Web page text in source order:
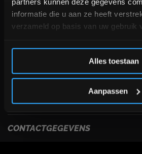
informatie die u aan ze heeft
verzameld op basis van uw gebruik
Alles toestaan
Aanpassen
USEFULL LINKS
INFORMATIE
CONTACTGEGEVENS
Inschrijven
*Verzendkosten vallen